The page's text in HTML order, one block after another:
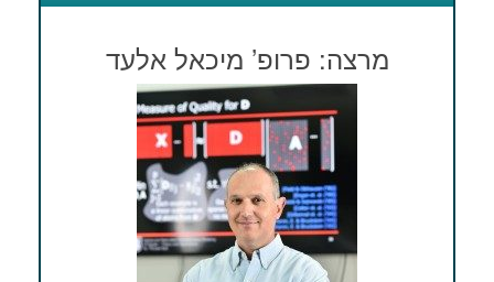
מרצה: פרופ’ מיכאל אלעד